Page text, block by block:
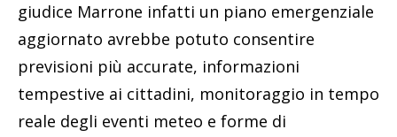
giudice Marrone infatti un piano emergenziale
aggiornato avrebbe potuto consentire
previsioni più accurate, informazioni
tempestive ai cittadini, monitoraggio in tempo
reale degli eventi meteo e forme di